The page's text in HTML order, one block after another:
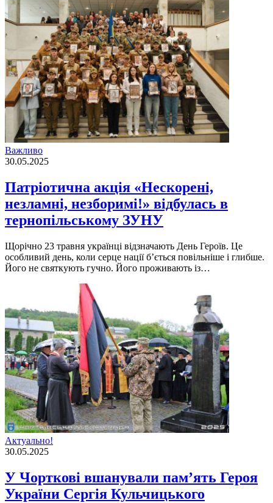
Важливо
30.05.2025
Патріотична акція «Нескорені,
незламні, незборимі!» відбулась в
тернопільському ЗУНУ
Щорічно 23 травня українці відзначають День Героїв. Це
особливий день, коли серце нації б’ється повільніше і глибше.
Його не святкують гучно. Його проживають із…
Актуально!
30.05.2025
У Чорткові вшанували пам’ять Героя
України Сергія Кульчицького